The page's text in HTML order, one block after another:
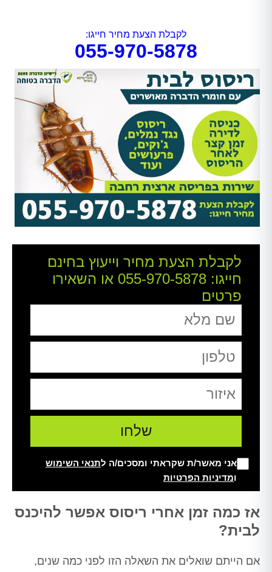
לקבלת הצעת מחיר חייגו:
055-970-5878
לקבלת הצעת מחיר וייעוץ בחינם
חייגו: 055-970-5878 או השאירו
פרטים
אני מאשר/ת שקראתי ומסכים/ה לתנאי השימוש
ומדיניות הפרטיות
אז כמה זמן אחרי ריסוס אפשר להיכנס
לבית?
אם הייתם שואלים את השאלה הזו לפני כמה שנים,